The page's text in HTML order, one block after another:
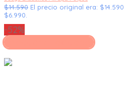
$14.590 El precio original era: $14.590.
$6.990.
-52%
Seleccionar opciones